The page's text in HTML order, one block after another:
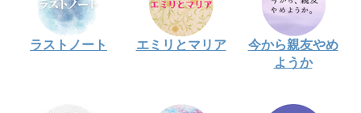
ラストノート エミリとマリア
今から親友やめ
ようか